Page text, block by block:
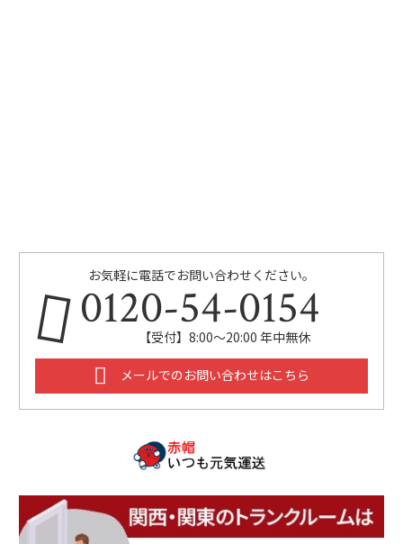
お気軽に電話でお問い合わせください。
0120-54-0154
【受付】8:00〜20:00 年中無休
メールでのお問い合わせはこちら